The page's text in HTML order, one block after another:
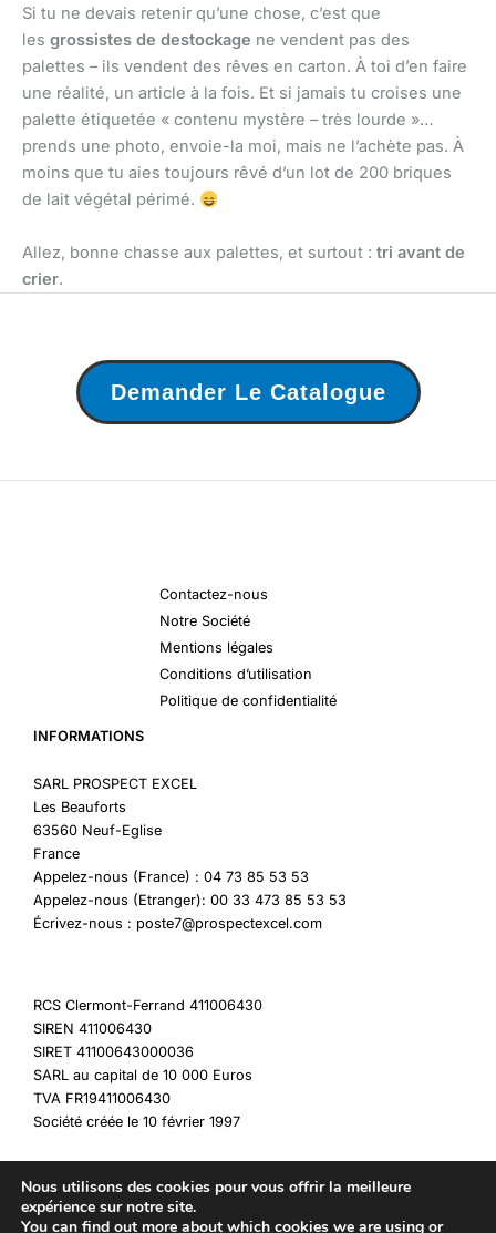
Si tu ne devais retenir qu’une chose, c’est que
les grossistes de destockage ne vendent pas des
palettes – ils vendent des rêves en carton. À toi d’en faire
une réalité, un article à la fois. Et si jamais tu croises une
palette étiquetée « contenu mystère – très lourde »…
prends une photo, envoie-la moi, mais ne l’achète pas. À
moins que tu aies toujours rêvé d’un lot de 200 briques
de lait végétal périmé.
Allez, bonne chasse aux palettes, et surtout : tri avant de
crier.
Demander Le Catalogue
Contactez-nous
Notre Société
Mentions légales
Conditions d’utilisation
Politique de confidentialité
INFORMATIONS
SARL PROSPECT EXCEL
Les Beauforts
63560 Neuf-Eglise
France
Appelez-nous (France) : 04 73 85 53 53
Appelez-nous (Etranger): 00 33 473 85 53 53
Écrivez-nous : poste7@prospectexcel.com
RCS Clermont-Ferrand 411006430
SIREN 411006430
SIRET 41100643000036
SARL au capital de 10 000 Euros
TVA FR19411006430
Société créée le 10 février 1997
Copyright © 2026 My Destockage
Nous utilisons des cookies pour vous offrir la meilleure
expérience sur notre site.
You can find out more about which cookies we are using or